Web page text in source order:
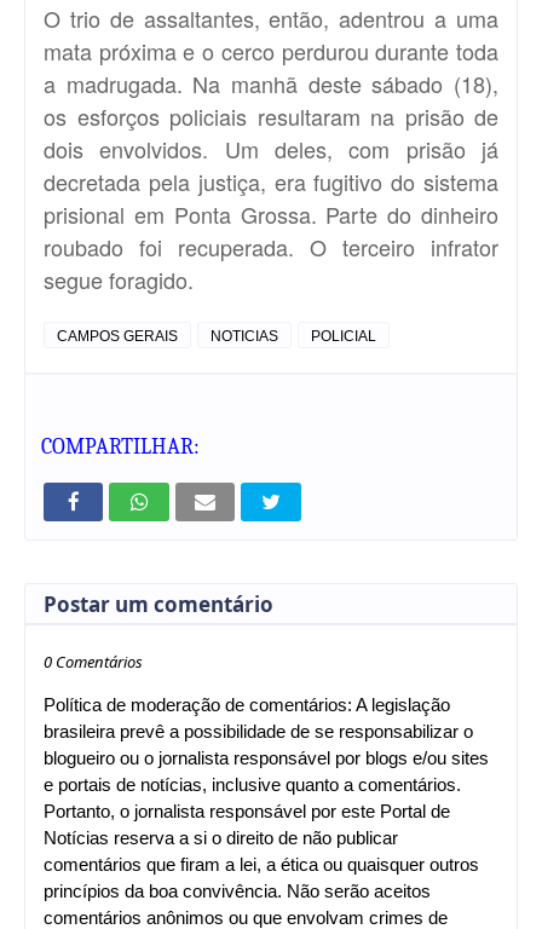
O trio de assaltantes, então, adentrou a uma
mata próxima e o cerco perdurou durante toda
a madrugada. Na manhã deste sábado (18),
os esforços policiais resultaram na prisão de
dois envolvidos. Um deles, com prisão já
decretada pela justiça, era fugitivo do sistema
prisional em Ponta Grossa. Parte do dinheiro
roubado foi recuperada. O terceiro infrator
segue foragido.
CAMPOS GERAIS NOTICIAS POLICIAL
COMPARTILHAR:
Postar um comentário
0 Comentários
Política de moderação de comentários: A legislação
brasileira prevê a possibilidade de se responsabilizar o
blogueiro ou o jornalista responsável por blogs e/ou sites
e portais de notícias, inclusive quanto a comentários.
Portanto, o jornalista responsável por este Portal de
Notícias reserva a si o direito de não publicar
comentários que firam a lei, a ética ou quaisquer outros
princípios da boa convivência. Não serão aceitos
comentários anônimos ou que envolvam crimes de